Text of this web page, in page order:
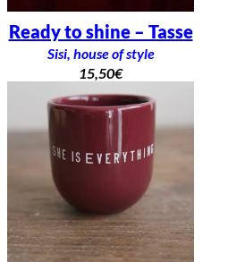
Ready to shine – Tasse
Sisi, house of style
15,50€